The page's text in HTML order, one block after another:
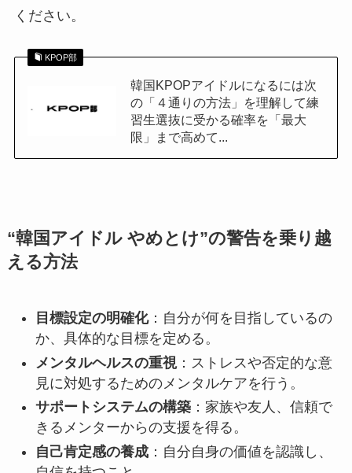
ください。
KPOP部
韓国KPOPアイドルになるには次
の「４通りの方法」を理解して練
習生選抜に受かる確率を「最大
限」まで高めて...
“韓国アイドル やめとけ”の警告を乗り越
える方法
目標設定の明確化：自分が何を目指しているの
か、具体的な目標を定める。
メンタルヘルスの重視：ストレスや否定的な意
見に対処するためのメンタルケアを行う。
サポートシステムの構築：家族や友人、信頼で
きるメンターからの支援を得る。
自己肯定感の養成：自分自身の価値を認識し、